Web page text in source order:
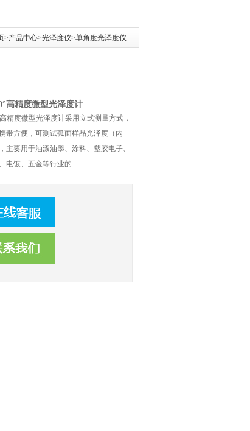
>产品中心>光泽度仪>单角度光泽度仪
高精度微型光泽度计
精度微型光泽度计采用立式测量方式，
带方便，可测试弧面样品光泽度（内
主要用于油漆油墨、涂料、塑胶电子、
电镀、五金等行业的...